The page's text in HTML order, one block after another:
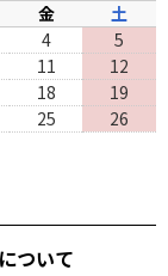
金
土
4
5
11
12
18
19
25
26
ついて